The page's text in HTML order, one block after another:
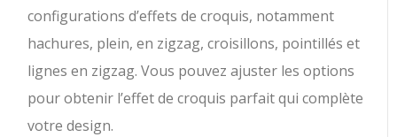
configurations d’effets de croquis, notamment
hachures, plein, en zigzag, croisillons, pointillés et
lignes en zigzag. Vous pouvez ajuster les options
pour obtenir l’effet de croquis parfait qui complète
votre design.